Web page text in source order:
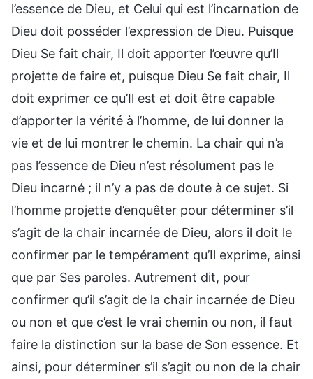
l’essence de Dieu, et Celui qui est l’incarnation de
Dieu doit posséder l’expression de Dieu. Puisque
Dieu Se fait chair, Il doit apporter l’œuvre qu’Il
projette de faire et, puisque Dieu Se fait chair, Il
doit exprimer ce qu’Il est et doit être capable
d’apporter la vérité à l’homme, de lui donner la
vie et de lui montrer le chemin. La chair qui n’a
pas l’essence de Dieu n’est résolument pas le
Dieu incarné ; il n’y a pas de doute à ce sujet. Si
l’homme projette d’enquêter pour déterminer s’il
s’agit de la chair incarnée de Dieu, alors il doit le
confirmer par le tempérament qu’Il exprime, ainsi
que par Ses paroles. Autrement dit, pour
confirmer qu’il s’agit de la chair incarnée de Dieu
ou non et que c’est le vrai chemin ou non, il faut
faire la distinction sur la base de Son essence. Et
ainsi, pour déterminer s’il s’agit ou non de la chair